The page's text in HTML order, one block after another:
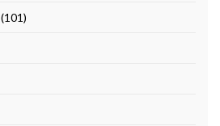
(101)